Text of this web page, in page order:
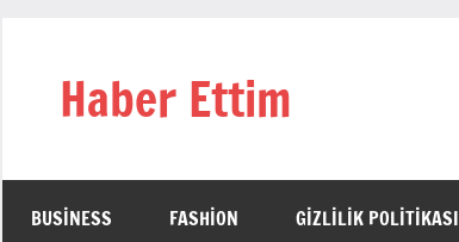
Haber Ettim
BUSINESS FASHION GIZLILIK POLITIKASI